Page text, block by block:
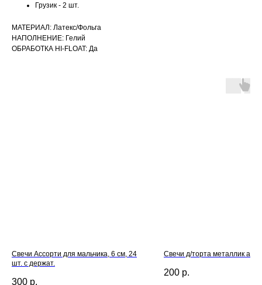
Грузик - 2 шт.
МАТЕРИАЛ: Латекс/Фольга
НАПОЛНЕНИЕ: Гелий
ОБРАБОТКА HI-FLOAT: Да
Свечи Ассорти для мальчика, 6 см, 24
шт. с держат.
300 р.
Свечи д/торта металлик асс
200 р.